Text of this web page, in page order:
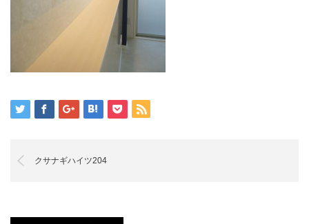
クサナギハイツ204